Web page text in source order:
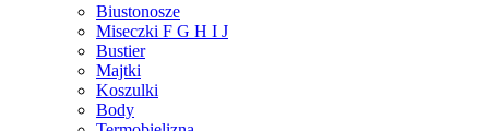
Biustonosze
Miseczki F G H I J
Bustier
Majtki
Koszulki
Body